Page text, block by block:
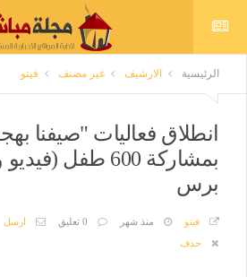
الرئيسية الارشيف غير مصنف فيتو
انطلاق فعاليات "صيفنا
بمشاركة 600 طفل
برس
فيتو منذ شهر 0 تعليق ارسل
حذف